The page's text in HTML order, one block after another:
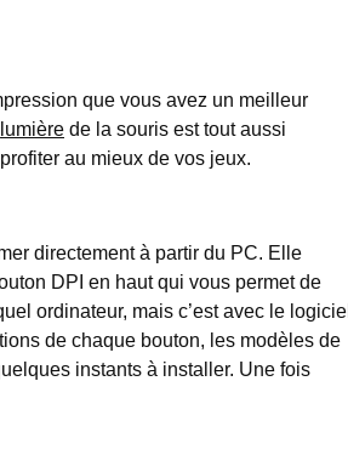
que vous avez un meilleur
lumière de la souris est tout aussi
au mieux de vos jeux.
directement à partir du PC. Elle
DPI en haut qui vous permet de
ordinateur, mais c’est avec le logiciel
de chaque bouton, les modèles de
instants à installer. Une fois